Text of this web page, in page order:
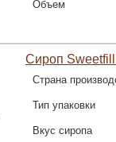
Объем
Сироп
Страна
Тип упаковки
Вкус сиропа